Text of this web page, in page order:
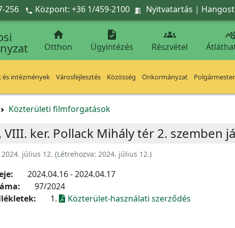
256  Központ: +36 1/459-2100  Nyitvatartás |

Otthon

Ügyintézés

Részvétel
és intézmények Városfejlesztés Közösség Önkormányzat
Közterületi filmforgatások
VIII. ker. Pollack Mihály tér 2. szemben
2024. július 12. (Létrehozva: 2024. július 12.)
2024.04.16 - 2024.04.17
97/2024
1. Közterület-használati szerződés